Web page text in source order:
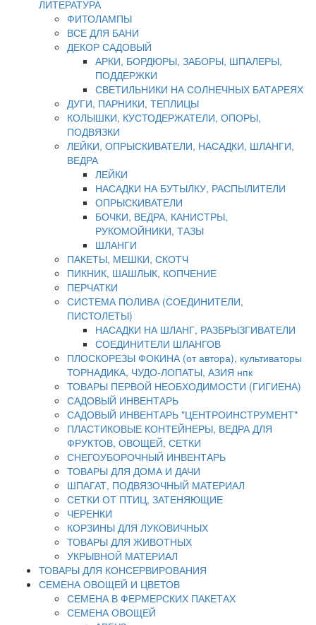
ЛИТЕРАТУРА
ФИТОЛАМПЫ
ВСЕ ДЛЯ БАНИ
ДЕКОР САДОВЫЙ
АРКИ, БОРДЮРЫ, ЗАБОРЫ, ШПАЛЕРЫ,
ПОДДЕРЖКИ
СВЕТИЛЬНИКИ НА СОЛНЕЧНЫХ БАТАРЕЯХ
ДУГИ, ПАРНИКИ, ТЕПЛИЦЫ
КОЛЫШКИ, КУСТОДЕРЖАТЕЛИ, ОПОРЫ,
ПОДВЯЗКИ
ЛЕЙКИ, ОПРЫСКИВАТЕЛИ, НАСАДКИ, ШЛАНГИ,
ВЕДРА
ЛЕЙКИ
НАСАДКИ НА БУТЫЛКУ, РАСПЫЛИТЕЛИ
ОПРЫСКИВАТЕЛИ
БОЧКИ, ВЕДРА, КАНИСТРЫ,
РУКОМОЙНИКИ, ТАЗЫ
ШЛАНГИ
ПАКЕТЫ, МЕШКИ, СКОТЧ
ПИКНИК, ШАШЛЫК, КОПЧЕНИЕ
ПЕРЧАТКИ
СИСТЕМА ПОЛИВА (СОЕДИНИТЕЛИ,
ПИСТОЛЕТЫ)
НАСАДКИ НА ШЛАНГ, РАЗБРЫЗГИВАТЕЛИ
СОЕДИНИТЕЛИ ШЛАНГОВ
ПЛОСКОРЕЗЫ ФОКИНА (от автора), культиваторы
ТОРНАДИКА, ЧУДО-ЛОПАТЫ, АЗИЯ нпк
ТОВАРЫ ПЕРВОЙ НЕОБХОДИМОСТИ (ГИГИЕНА)
САДОВЫЙ ИНВЕНТАРЬ
САДОВЫЙ ИНВЕНТАРЬ "ЦЕНТРОИНСТРУМЕНТ"
ПЛАСТИКОВЫЕ КОНТЕЙНЕРЫ, ВЕДРА ДЛЯ
ФРУКТОВ, ОВОЩЕЙ, СЕТКИ
СНЕГОУБОРОЧНЫЙ ИНВЕНТАРЬ
ТОВАРЫ ДЛЯ ДОМА И ДАЧИ
ШПАГАТ, ПОДВЯЗОЧНЫЙ МАТЕРИАЛ
СЕТКИ ОТ ПТИЦ, ЗАТЕНЯЮЩИЕ
ЧЕРЕНКИ
КОРЗИНЫ ДЛЯ ЛУКОВИЧНЫХ
ТОВАРЫ ДЛЯ ЖИВОТНЫХ
УКРЫВНОЙ МАТЕРИАЛ
ТОВАРЫ ДЛЯ КОНСЕРВИРОВАНИЯ
СЕМЕНА ОВОЩЕЙ И ЦВЕТОВ
СЕМЕНА В ФЕРМЕРСКИХ ПАКЕТАХ
СЕМЕНА ОВОЩЕЙ